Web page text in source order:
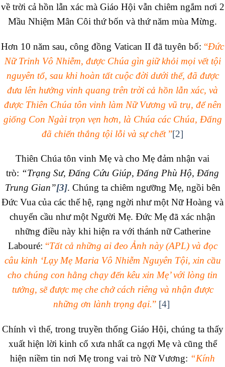
về trời cả hồn lẫn xác mà Giáo Hội vẫn chiêm ngắm nơi 2
Mầu Nhiệm Mân Côi thứ bốn và thứ năm mùa Mừng.
Hơn 10 năm sau, công đồng Vatican II đã tuyên bố: “Đức
Nữ Trinh Vô Nhiễm, được Chúa gìn giữ khỏi mọi vết tội
nguyên tổ, sau khi hoàn tất cuộc đời dưới thế, đã được
đưa lên hưởng vinh quang trên trời cả hồn lẫn xác, và
được Thiên Chúa tôn vinh làm Nữ Vương vũ trụ, để nên
giống Con Ngài trọn vẹn hơn, là Chúa các Chúa, Ðấng
đã chiến thắng tội lỗi và sự chết”[2]
Thiên Chúa tôn vinh Mẹ và cho Mẹ đảm nhận vai
trò: “Trạng Sư, Đấng Cứu Giúp, Đấng Phù Hộ, Đấng
Trung Gian”[3]. Chúng ta chiêm ngưỡng Mẹ, ngồi bên
Đức Vua của các thế hệ, rạng ngời như một Nữ Hoàng và
chuyển cầu như một Người Mẹ. Đức Mẹ đã xác nhận
những điều này khi hiện ra với thánh nữ Catherine
Labouré: “Tất cả những ai đeo Ảnh này (APL) và đọc
câu kinh ‘Lạy Mẹ Maria Vô Nhiễm Nguyên Tội, xin cầu
cho chúng con hằng chạy đến kêu xin Mẹ’với lòng tin
tưởng, sẽ được mẹ che chở cách riêng và nhận được
những ơn lành trọng đại.” [4]
Chính vì thế, trong truyền thống Giáo Hội, chúng ta thấy
xuất hiện lời kinh cổ xưa nhất ca ngợi Mẹ và cũng thể
hiện niềm tin nơi Mẹ trong vai trò Nữ Vương: “Kính